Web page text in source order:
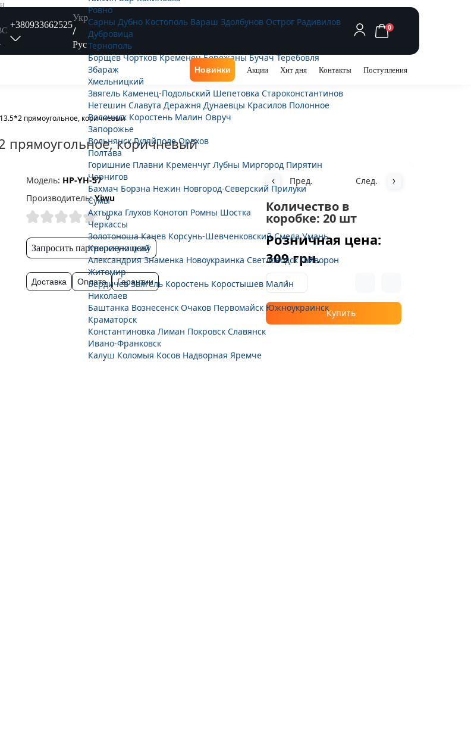
+380933662525
Укр
/
Рус
Ровно
Сарны Дубно Костополь Вараш Здолбунов Острог Радивилов
Дубровица
Тернополь
Борщёв Чортков Кременец Бережаны Бучач Теребовля
Збараж
Хмельницкий
Звягель Каменец-Подольский Шепетовка Староконстантинов
Нетешин Славута Деражня Дунаевцы Красилов Полонное
Волочиск Коростень Малин Овруч
Запорожье
Вольнянск Гуляйполе Орехов
Полтава
Горишние Плавни Кременчуг Лубны Миргород Пирятин
Чернигов
Бахмач Борзна Нежин Новгород-Северский Прилуки
Сумы
Ахтырка Глухов Конотоп Ромны Шостка
Черкассы
Золотоноша Канев Корсунь-Шевченковский Смела Умань
Кропивницкий
Александрия Знаменка Новоукраинка Светловодск Гайворон
Житомир
Бердичев Звягель Коростень Коростышев Малин
Николаев
Баштанка Вознесенск Очаков Первомайск Южноукраинск
Краматорск
Константиновка Лиман Покровск Славянск
Ивано-Франковск
Калуш Коломыя Косов Надворная Яремче
0
Новинки Акции Хит дня Контакты Поступления
прямоугольное, коричневый
прямоугольное, коричневый
Модель: HP-YH-57
Производитель:Yiwu
0
Запросить партнерскую цену
Доставка Оплата Гарантии
Пред. След.
Количество в
коробке: 20 шт
Розничная цена:
309 грн.
Купить